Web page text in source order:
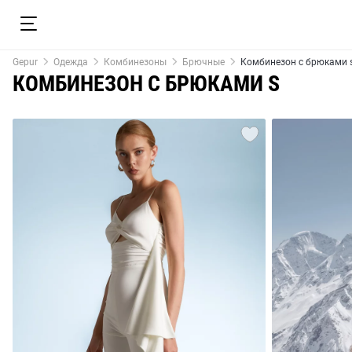
Gepur Одежда Комбинезоны Брючные Комбинезон с брюками
КОМБИНЕЗОН С БРЮКАМИ S